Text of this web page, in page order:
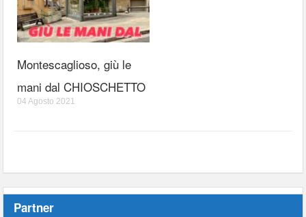
Montescaglioso, giù le
mani dal CHIOSCHETTO
04 Agosto 2021
Partner